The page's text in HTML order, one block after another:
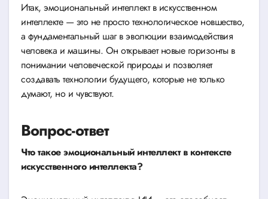
Итак, эмоциональный интеллект в искусственном
интеллекте — это не просто технологическое новшество,
а фундаментальный шаг в эволюции взаимодействия
человека и машины. Он открывает новые горизонты в
понимании человеческой природы и позволяет
создавать технологии будущего, которые не только
думают, но и чувствуют.
Вопрос-ответ
Что такое эмоциональный интеллект в контексте
искусственного интеллекта?